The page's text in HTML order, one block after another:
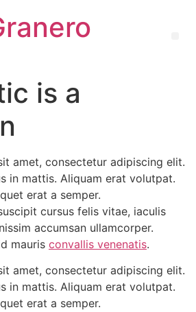
is a
amet, consectetur adipiscing elit.
in mattis. Aliquam erat volutpat.
erat a semper.
cursus felis vitae, iaculis
accumsan ullamcorper.
mauris convallis venenatis.
amet, consectetur adipiscing elit.
in mattis. Aliquam erat volutpat.
erat a semper.